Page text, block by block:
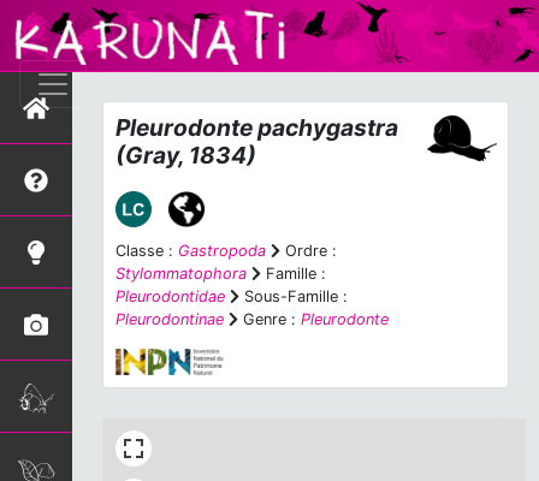
Pleurodonte pachygastra
(Gray, 1834)
Classe : Gastropoda
Ordre :
Stylommatophora
Famille :
Pleurodontidae
Sous-Famille :
Pleurodontinae
Genre : Pleurodonte